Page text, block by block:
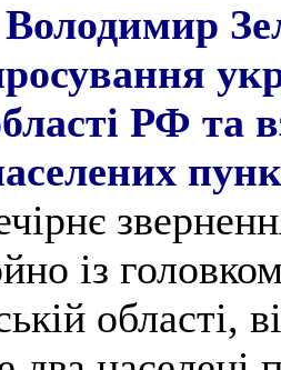
РФ та
із
області,